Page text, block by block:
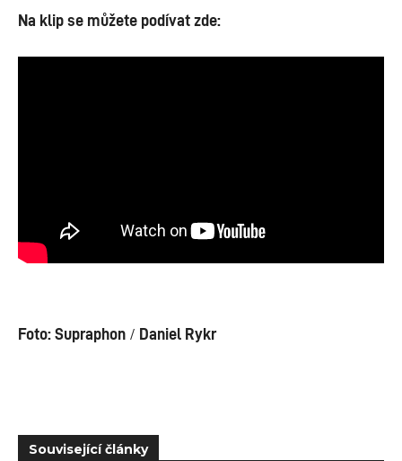
Na klip se můžete podívat zde:
Foto: Supraphon / Daniel Rykr
Související články